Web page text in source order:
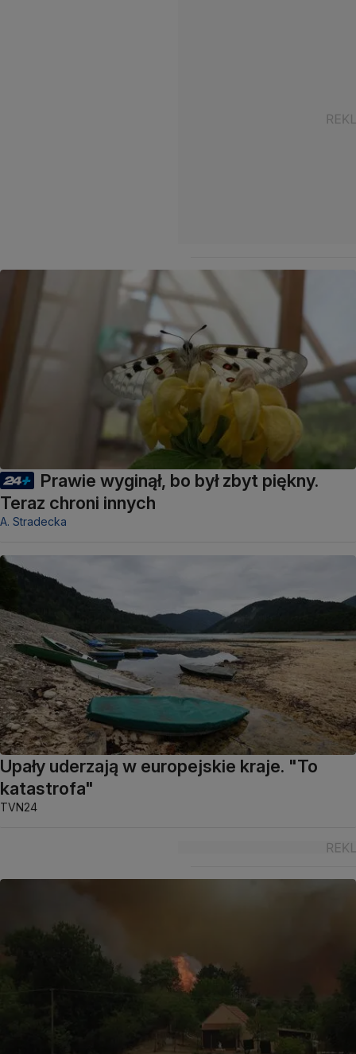
Prawie wyginął, bo był zbyt piękny.
Teraz chroni innych
A. Stradecka
Upały uderzają w europejskie kraje. "To
katastrofa"
TVN24